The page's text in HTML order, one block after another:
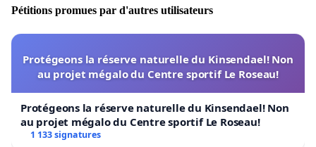
Pétitions promues par d'autres utilisateurs
Protégeons la réserve naturelle du Kinsendael! Non
au projet mégalo du Centre sportif Le Roseau!
Protégeons la réserve naturelle du Kinsendael! Non
au projet mégalo du Centre sportif Le Roseau!
1 133 signatures